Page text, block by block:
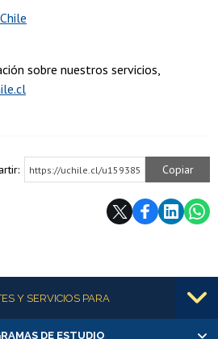
sobre nuestros servicios,
https://uchile.cl/u159385 Copiar
Y SERVICIOS PARA
DE ESTUDIO